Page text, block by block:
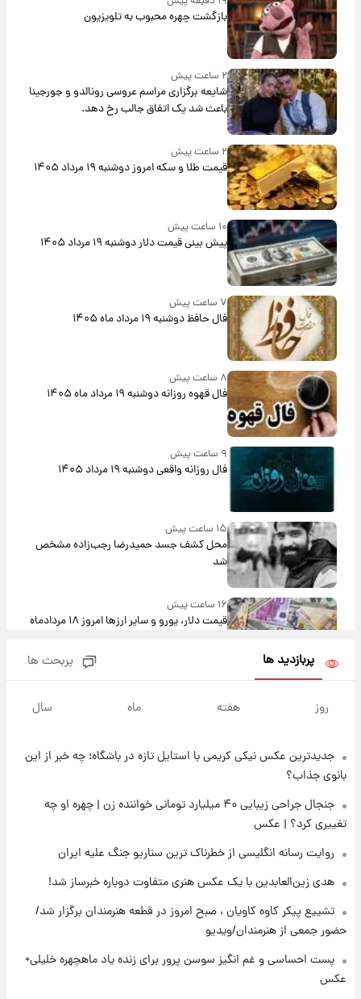
بازگشت چهره محبوب به تلویزیون
۲ ساعت پیش
شایعه برگزاری مراسم عروسی رونالدو و جورجینا
باعث شد یک اتفاق جالب رخ دهد.
۲ ساعت پیش
قیمت طلا و سکه امروز دوشنبه ۱۹ مرداد ۱۴۰۵
۱۰ ساعت پیش
پیش‌ بینی قیمت دلار دوشنبه ۱۹ مرداد ۱۴۰۵
۷ ساعت پیش
فال حافظ دوشنبه ۱۹ مرداد ماه ۱۴۰۵
۸ ساعت پیش
فال قهوه روزانه دوشنبه ۱۹ مرداد ماه ۱۴۰۵
فال روزانه واقعی دوشنبه ۱۹ مرداد ۱۴۰۵
۱۵ ساعت پیش
محل کشف جسد حمیدرضا رجب‌زاده مشخص
شد
۱۶ ساعت پیش
قیمت دلار، یورو و سایر ارزها امروز ۱۸ مردادماه
جدول
۱۵ ساعت پیش
زمان برگزاری دربی ۱۰۷ اعلام شد؟
۱۹ ساعت پیش
خبر انتصاب جدید محسن رضایی حذف شد +
جزئیات
پربازدید ها پربحث ها
روز هفته ماه سال
جدیدترین عکس نیکی کریمی با استایل تازه در باشگاه؛ چه خبر از این
بانوی جذاب؟
جنجال جراحی زیبایی ۴۰ میلیارد تومانی خواننده زن | چهره او چه
تغییری کرد؟ | عکس
روایت رسانه انگلیسی از خطرناک ترین سناریو جنگ علیه ایران
هدی زین‌العابدین با یک عکس هنری متفاوت دوباره خبرساز شد!
تشییع پیکر کاوه کاویان ، صبح امروز در قطعه هنرمندان برگزار شد/
حضور جمعی از هنرمندان/ویدیو
پست احساسی و غم انگیز سوسن پرور برای زنده یاد ماهچهره خلیلی+
عکس